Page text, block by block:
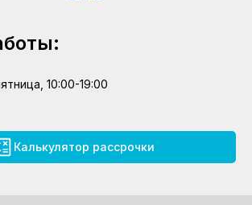
10:00-19:00
Калькулятор рассрочки